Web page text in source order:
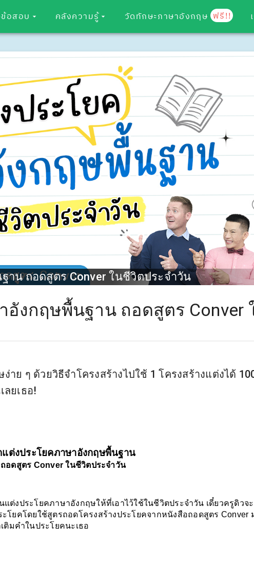
อสอบ คลังความรู้ วัดทักษะภาษาอังกฤษ ฟรี!!
น ถอดสูตร Conver ในชีวิตประจำวัน
งกฤษพื้นฐาน ถอดสูตร Conver
าย ๆ ด้วยวิธีจำโครงสร้างไปใช้ 1 โครงสร้างแต่งได้
ลยเธอ!
แต่งประโยคภาษาอังกฤษพื้นฐาน
ถอดสูตร Conver ในชีวิตประจำวัน
ต่งประโยคภาษาอังกฤษให้ที่เอาไว้ใช้ในชีวิตประจำวัน เดี๋ยวครูดิวจ
โยคโดยใช้สูตรถอดโครงสร้างประโยคจากหนังสือถอดสูตร Conver
ติมคำในประโยคนะเธอ